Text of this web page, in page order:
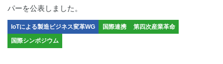
パーを公表しました。
IoTによる製造ビジネス変革WG 国際連携 第四次産業革命
国際シンポジウム